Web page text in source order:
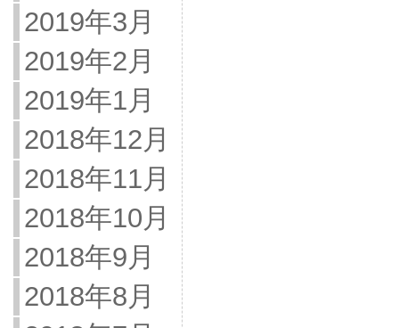
2019年3月
2019年2月
2019年1月
2018年12月
2018年11月
2018年10月
2018年9月
2018年8月